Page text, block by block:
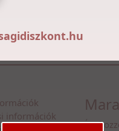
információk